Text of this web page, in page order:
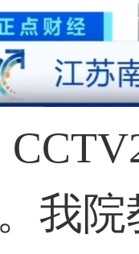
我